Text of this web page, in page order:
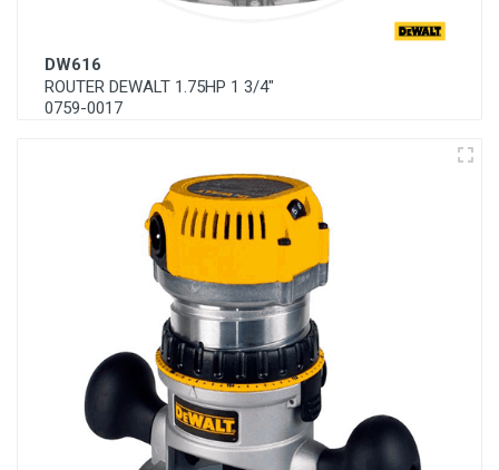
DW616
ROUTER DEWALT 1.75HP 1 3/4"
0759-0017